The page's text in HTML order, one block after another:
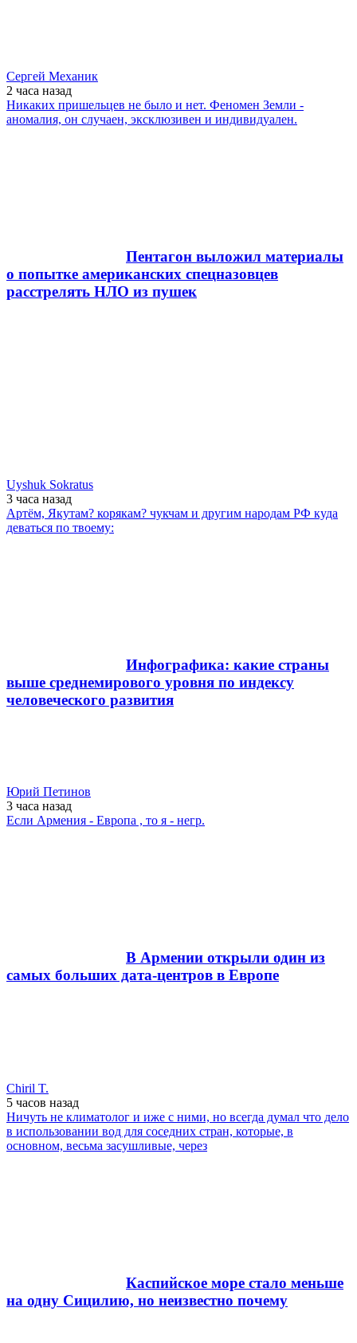
Сергей Механик
2 часа назад
Никаких пришельцев не было и нет. Феномен Земли -
аномалия, он случаен, эксклюзивен и индивидуален.
Пентагон выложил материалы
о попытке американских спецназовцев
расстрелять НЛО из пушек
Uyshuk Sokratus
3 часа назад
Артём, Якутам? корякам? чукчам и другим народам РФ куда
деваться по твоему:
Инфографика: какие страны
выше среднемирового уровня по индексу
человеческого развития
Юрий Петинов
3 часа назад
Если Армения - Европа , то я - негр.
В Армении открыли один из
самых больших дата-центров в Европе
Chiril T.
5 часов назад
Ничуть не климатолог и иже с ними, но всегда думал что дело
в использовании вод для соседних стран, которые, в
основном, весьма засушливые, через
Каспийское море стало меньше
на одну Сицилию, но неизвестно почему